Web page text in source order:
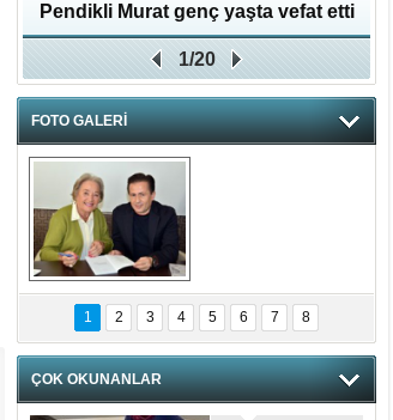
Pendikli Murat genç yaşta vefat etti
1/20
FOTO GALERİ
hnzzzna
1 2 3 4 5 6 7 8
ÇOK OKUNANLAR